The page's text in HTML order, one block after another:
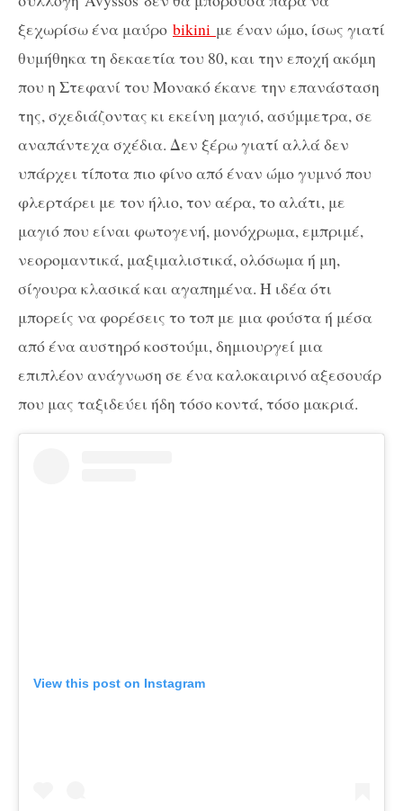
ξεχωρίσω ένα μαύρο bikini με έναν ώμο, ίσως γιατί
θυμήθηκα τη δεκαετία του 80, και την εποχή ακόμη
που η Στεφανί του Μονακό έκανε την επανάσταση
της, σχεδιάζοντας κι εκείνη μαγιό, ασύμμετρα, σε
αναπάντεχα σχέδια. Δεν ξέρω γιατί αλλά δεν
υπάρχει τίποτα πιο φίνο από έναν ώμο γυμνό που
φλερτάρει με τον ήλιο, τον αέρα, το αλάτι, με
μαγιό που είναι φωτογενή, μονόχρωμα, εμπριμέ,
νεορομαντικά, μαξιμαλιστικά, ολόσωμα ή μη,
σίγουρα κλασικά και αγαπημένα. Η ιδέα ότι
μπορείς να φορέσεις το τοπ με μια φούστα ή μέσα
από ένα αυστηρό κοστούμι, δημιουργεί μια
επιπλέον ανάγνωση σε ένα καλοκαιρινό αξεσουάρ
που μας ταξιδεύει ήδη τόσο κοντά, τόσο μακριά.
View this post on Instagram